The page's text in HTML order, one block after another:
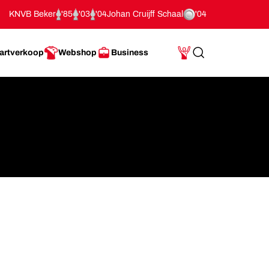
KNVB Beker '85 '03 '04Johan Cruijff Schaal '04
Webshop Business
Mijn Account
Search